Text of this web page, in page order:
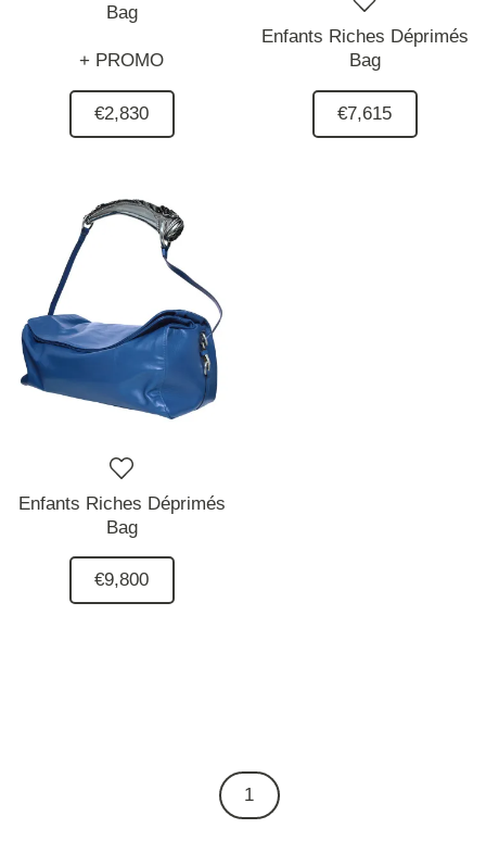
Bag
+ PROMO
€2,830
Enfants Riches Déprimés
Bag
€7,615
Enfants Riches Déprimés
Bag
€9,800
1